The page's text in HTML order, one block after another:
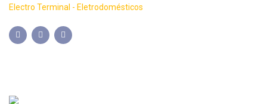
Electro Terminal - Eletrodomésticos